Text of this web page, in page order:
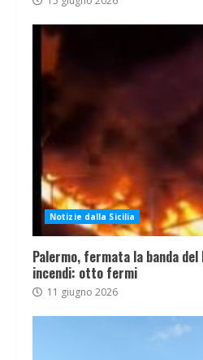
Notizie dalla Sicilia
Palermo, fermata la banda
incendi: otto fermi
11 giugno 2026